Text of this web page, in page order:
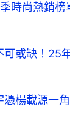
時尚熱銷
可或缺！25
楊載源一